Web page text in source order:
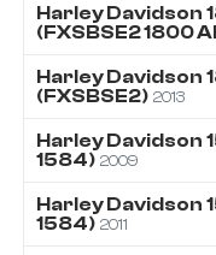
Harley Davidson
(FXSBSE2 1800
Harley Davidson
(FXSBSE2) 2013
Harley Davidson
1584) 2009
Harley Davidson
1584) 2011